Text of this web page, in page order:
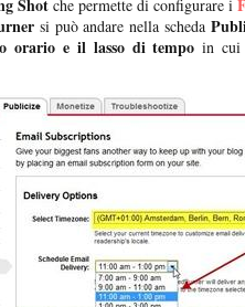
Shot che permette di configurare i
si può andare nella scheda
orario e il lasso di tempo in cui